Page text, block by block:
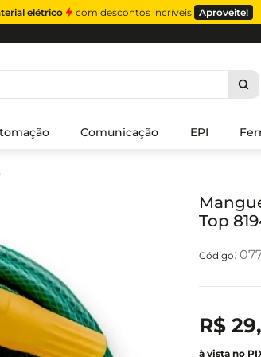
elétrico com descontos incríveis Aproveite!
Comunicação EPI
Top
:
R$ 29,